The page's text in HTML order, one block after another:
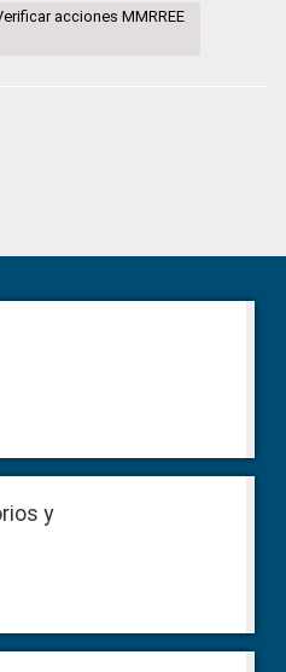
acciones MMRREE
y